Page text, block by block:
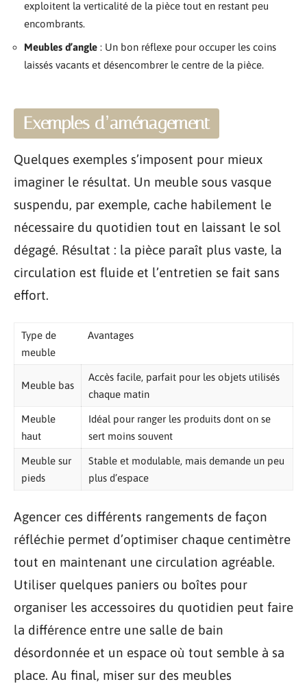
exploitent la verticalité de la pièce tout en restant peu
encombrants.
Meubles d’angle : Un bon réflexe pour occuper les coins
laissés vacants et désencombrer le centre de la pièce.
Exemples d’aménagement
Quelques exemples s’imposent pour mieux
imaginer le résultat. Un meuble sous vasque
suspendu, par exemple, cache habilement le
nécessaire du quotidien tout en laissant le sol
dégagé. Résultat : la pièce paraît plus vaste, la
circulation est fluide et l’entretien se fait sans
effort.
Type de
meuble
Avantages
Meuble bas
Accès facile, parfait pour les objets utilisés
chaque matin
Meuble
haut
Idéal pour ranger les produits dont on se
sert moins souvent
Meuble sur
pieds
Stable et modulable, mais demande un peu
plus d’espace
Agencer ces différents rangements de façon
réfléchie permet d’optimiser chaque centimètre
tout en maintenant une circulation agréable.
Utiliser quelques paniers ou boîtes pour
organiser les accessoires du quotidien peut faire
la différence entre une salle de bain
désordonnée et un espace où tout semble à sa
place. Au final, miser sur des meubles